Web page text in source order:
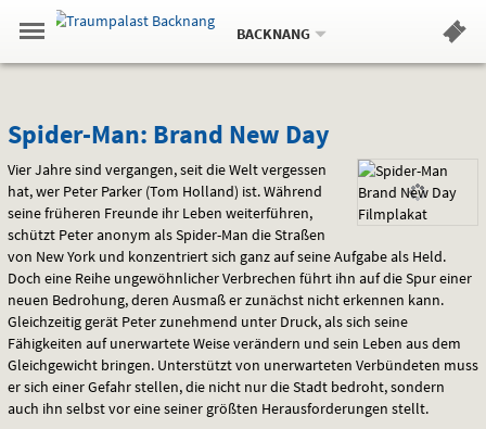
Springe
zum
,zum
.
Navigation
Gehe
zur
Standortauswahl
Standort:
BACKNANG.
Hinweis
Spider-
Man:
Brand
New
Day
Spider-Man: Brand New Day
Vier Jahre sind vergangen, seit die Welt vergessen
hat, wer Peter Parker (Tom Holland) ist. Während
seine früheren Freunde ihr Leben weiterführen,
schützt Peter anonym als Spider-Man die Straßen
von New York und konzentriert sich ganz auf seine Aufgabe als Held.
Doch eine Reihe ungewöhnlicher Verbrechen führt ihn auf die Spur einer
neuen Bedrohung, deren Ausmaß er zunächst nicht erkennen kann.
Gleichzeitig gerät Peter zunehmend unter Druck, als sich seine
Fähigkeiten auf unerwartete Weise verändern und sein Leben aus dem
Gleichgewicht bringen. Unterstützt von unerwarteten Verbündeten muss
er sich einer Gefahr stellen, die nicht nur die Stadt bedroht, sondern
auch ihn selbst vor eine seiner größten Herausforderungen stellt.